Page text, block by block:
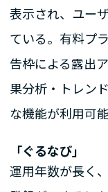
表示され、ユー
ている。有料プ
告枠による露出
果分析・トレン
な機能が利用可能
「ぐるなび」
運用年数が長く